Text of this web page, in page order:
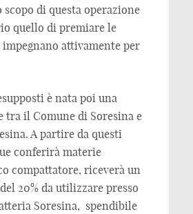
scopo di questa operazione
quello di premiare le
impegnano attivamente per
è nata poi una
tra il Comune di Soresina e
A partire da questi
conferirà materie
compattatore, riceverà un
20% da utilizzare presso
Soresina, spendibile